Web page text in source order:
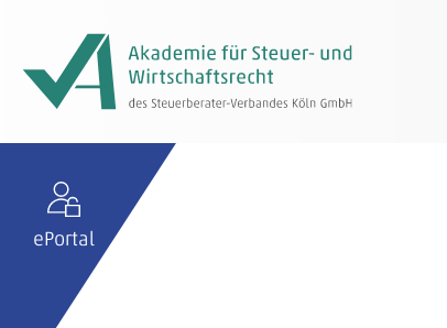
ePortal